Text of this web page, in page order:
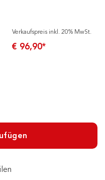
Verkaufspreis inkl. 20% MwSt.
€ 96,90*